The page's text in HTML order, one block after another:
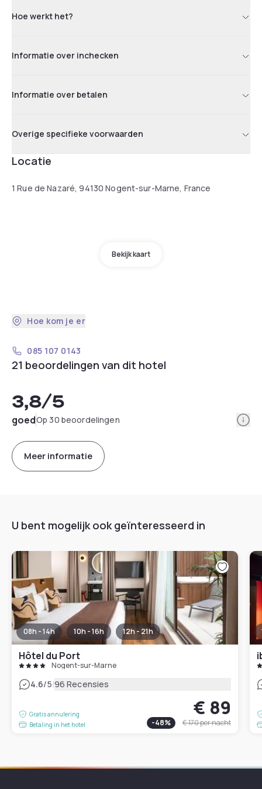
Hoe werkt het?
Informatie over inchecken
Informatie over betalen
Overige specifieke voorwaarden
Locatie
1 Rue de Nazaré, 94130 Nogent-sur-Marne, France
Bekijk kaart
Hoe kom je er
085 107 0143
21 beoordelingen van dit hotel
3,8/5
goedOp 30 beoordelingen
Meer informatie
U bent mogelijk ook geïnteresseerd in
08h - 14h 10h - 16h 12h - 21h
Hôtel du Port
Nogent-sur-Marne
4.6/5|96 Recensies
Gratis annulering
Betaling in het hotel
€ 89
-48% € 170per nacht